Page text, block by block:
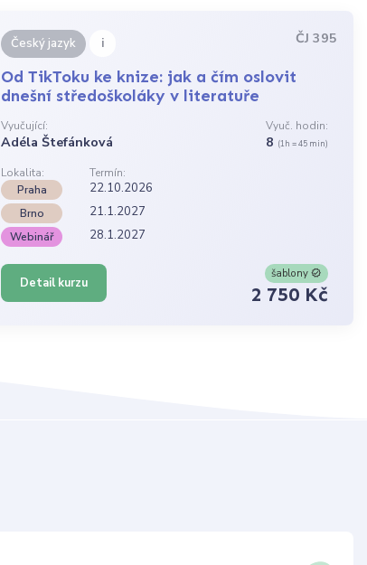
Český jazyk i ČJ 395
Od TikToku ke knize: jak a čím oslovit
dnešní středoškoláky v literatuře
Vyučující:
Adéla Štefánková
Vyuč. hodin:
8 (1h = 45 min)
Lokalita:
Termín:
Praha
22.10.2026
Brno 21.1.2027
Webinář 28.1.2027
Detail kurzu
šablony
2 750 Kč